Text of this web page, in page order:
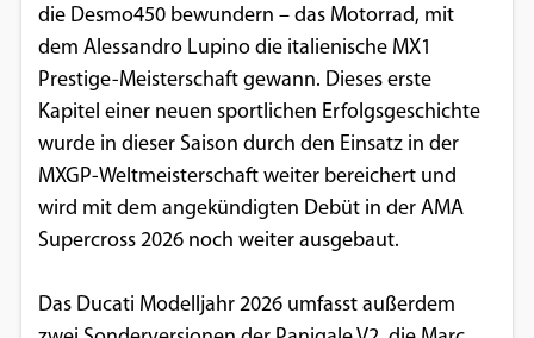
die Desmo450 bewundern – das Motorrad, mit
dem Alessandro Lupino die italienische MX1
Prestige-Meisterschaft gewann. Dieses erste
Kapitel einer neuen sportlichen Erfolgsgeschichte
wurde in dieser Saison durch den Einsatz in der
MXGP-Weltmeisterschaft weiter bereichert und
wird mit dem angekündigten Debüt in der AMA
Supercross 2026 noch weiter ausgebaut.
Das Ducati Modelljahr 2026 umfasst außerdem